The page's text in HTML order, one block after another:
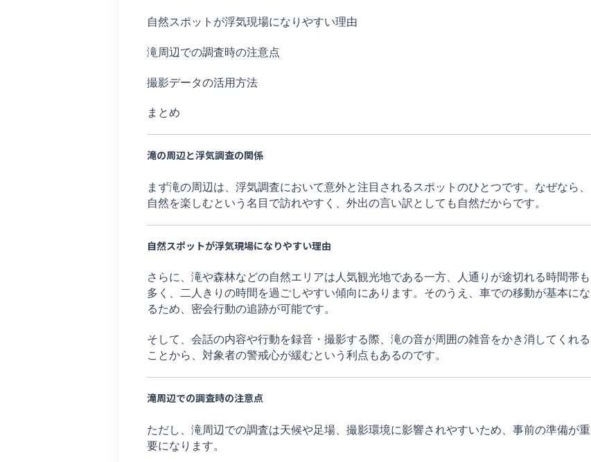
自然スポットが浮気現場になりやすい理由
滝周辺での調査時の注意点
撮影データの活用方法
まとめ
滝の周辺と浮気調査の関係
まず滝の周辺は、浮気調査において意外と注目されるスポットのひとつです。なぜなら、
自然を楽しむという名目で訪れやすく、外出の言い訳としても自然だからです。
自然スポットが浮気現場になりやすい理由
さらに、滝や森林などの自然エリアは人気観光地である一方、人通りが途切れる時間帯も
多く、二人きりの時間を過ごしやすい傾向にあります。そのうえ、車での移動が基本にな
るため、密会行動の追跡が可能です。
そして、会話の内容や行動を録音・撮影する際、滝の音が周囲の雑音をかき消してくれる
ことから、対象者の警戒心が緩むという利点もあるのです。
滝周辺での調査時の注意点
ただし、滝周辺での調査は天候や足場、撮影環境に影響されやすいため、事前の準備が重
要になります。